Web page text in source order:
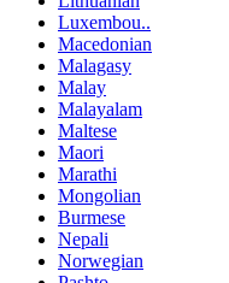
Luxembou..
Macedonian
Malagasy
Malay
Malayalam
Maltese
Maori
Marathi
Mongolian
Burmese
Nepali
Norwegian